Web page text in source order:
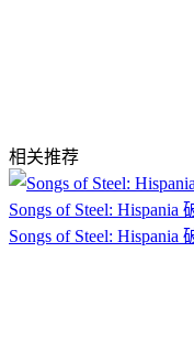
相关推荐
Songs of Steel: Hispania
Songs of Steel: Hispania